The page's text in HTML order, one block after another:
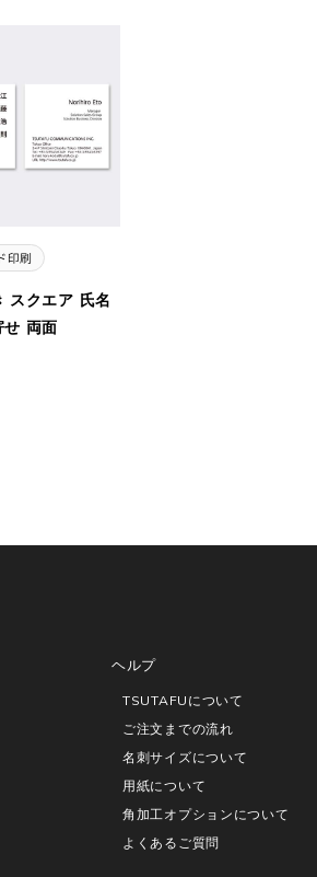
スクエア 氏名
両面
ヘルプ
TSUTAFUについて
ご注文までの流れ
名刺サイズについて
用紙について
角加工オプションについて
よくあるご質問